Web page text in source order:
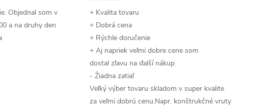
Objednal som v
a na druhy den
+ Kvalita tovaru
+ Dobrá cena
+ Rýchle doručenie
+ Aj napriek veľmi dobre cene som
dostal zľavu na ďalší nákup
- Žiadna zatiaľ
Veľký výber tovaru skladom v super kvalite
za veľmi dobrú cenu.Napr. konštrukčné vruty